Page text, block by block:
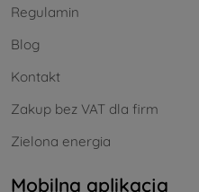
Regulamin
Blog
Kontakt
Zakup bez VAT dla firm
Zielona energia
Mobilna aplikacja